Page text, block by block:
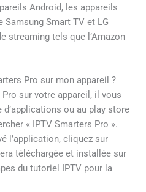
Android, les appareils
Smart TV et LG
streaming tels que l’Amazon
Pro sur mon appareil ?
sur votre appareil, il vous
d’applications ou au play store
« IPTV Smarters Pro ».
l’application, cliquez sur
téléchargée et installée sur
du tutoriel IPTV pour la